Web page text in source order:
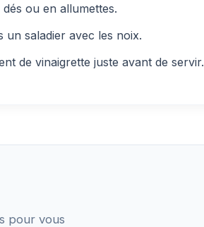
ou en allumettes.
un saladier avec les noix.
de vinaigrette juste avant de servir.
pour vous